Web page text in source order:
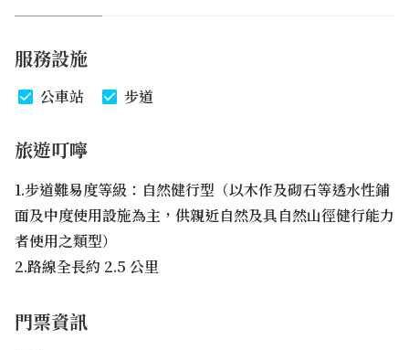
服務設施
公車站 步道
旅遊叮嚀
1.步道難易度等級：自然健行型（以木作及砌石等透水性鋪
面及中度使用設施為主，供親近自然及具自然山徑健行能力
者使用之類型）
2.路線全長約 2.5 公里
門票資訊